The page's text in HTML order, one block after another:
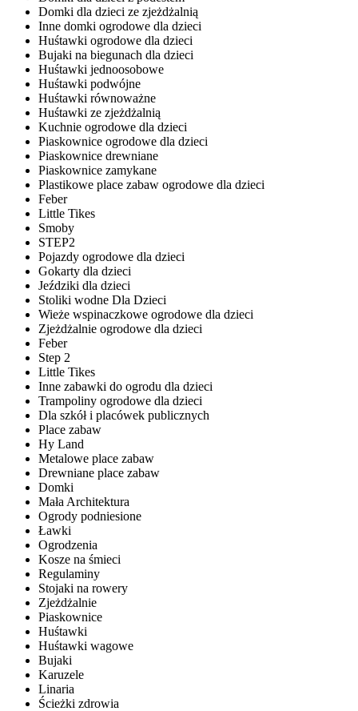
Domki dla dzieci ze zjeżdżalnią
Inne domki ogrodowe dla dzieci
Huśtawki ogrodowe dla dzieci
Bujaki na biegunach dla dzieci
Huśtawki jednoosobowe
Huśtawki podwójne
Huśtawki równoważne
Huśtawki ze zjeżdżalnią
Kuchnie ogrodowe dla dzieci
Piaskownice ogrodowe dla dzieci
Piaskownice drewniane
Piaskownice zamykane
Plastikowe place zabaw ogrodowe dla dzieci
Feber
Little Tikes
Smoby
STEP2
Pojazdy ogrodowe dla dzieci
Gokarty dla dzieci
Jeździki dla dzieci
Stoliki wodne Dla Dzieci
Wieże wspinaczkowe ogrodowe dla dzieci
Zjeżdżalnie ogrodowe dla dzieci
Feber
Step 2
Little Tikes
Inne zabawki do ogrodu dla dzieci
Trampoliny ogrodowe dla dzieci
Dla szkół i placówek publicznych
Place zabaw
Hy Land
Metalowe place zabaw
Drewniane place zabaw
Domki
Mała Architektura
Ogrody podniesione
Ławki
Ogrodzenia
Kosze na śmieci
Regulaminy
Stojaki na rowery
Zjeżdżalnie
Piaskownice
Huśtawki
Huśtawki wagowe
Bujaki
Karuzele
Linaria
Ścieżki zdrowia